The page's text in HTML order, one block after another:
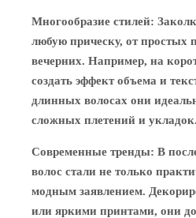
Многообразие стилей:
любую прическу, от простых
вечерних. Например, на
создать эффект объема и
длинных волосах они
сложных плетений и укладок.
Современные тренды: В
волос стали не только
модным заявлением.
или яркими принтами, они